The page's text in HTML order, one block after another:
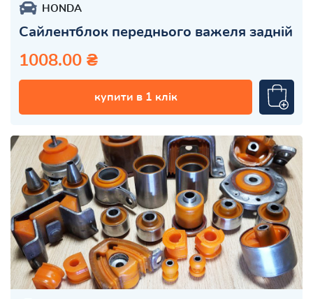
HONDA
Сайлентблок переднього важеля задній
1008.00 ₴
купити в 1 клік